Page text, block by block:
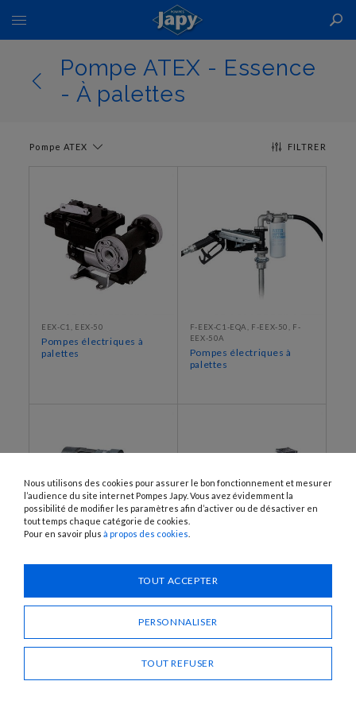
Basculer
la
navigationPompe ATEX - Essence
- À palettes
FILTRER
Pompe ATEX
EEX-C1, EEX-50
Pompes électriques à
palettes
F-EEX-C1-EQA, F-EEX-50, F-
EEX-50A
Pompes électriques à
palettes
EEX-BAG800M, EEX-BAG800T
Pompes électriques à
EEX-BDP200T, EEX-BDP300T,
EEX-BDP500T, EEX-BDP1000T
Nous utilisons des cookies pour assurer le bon fonctionnement et mesurer
l’audience du site internet Pompes Japy. Vous avez évidemment la
possibilité de modifier les paramètres afin d’activer ou de désactiver en
tout temps chaque catégorie de cookies.
Pour en savoir plus à propos des cookies
TOUT ACCEPTER
PERSONNALISER
TOUT REFUSER